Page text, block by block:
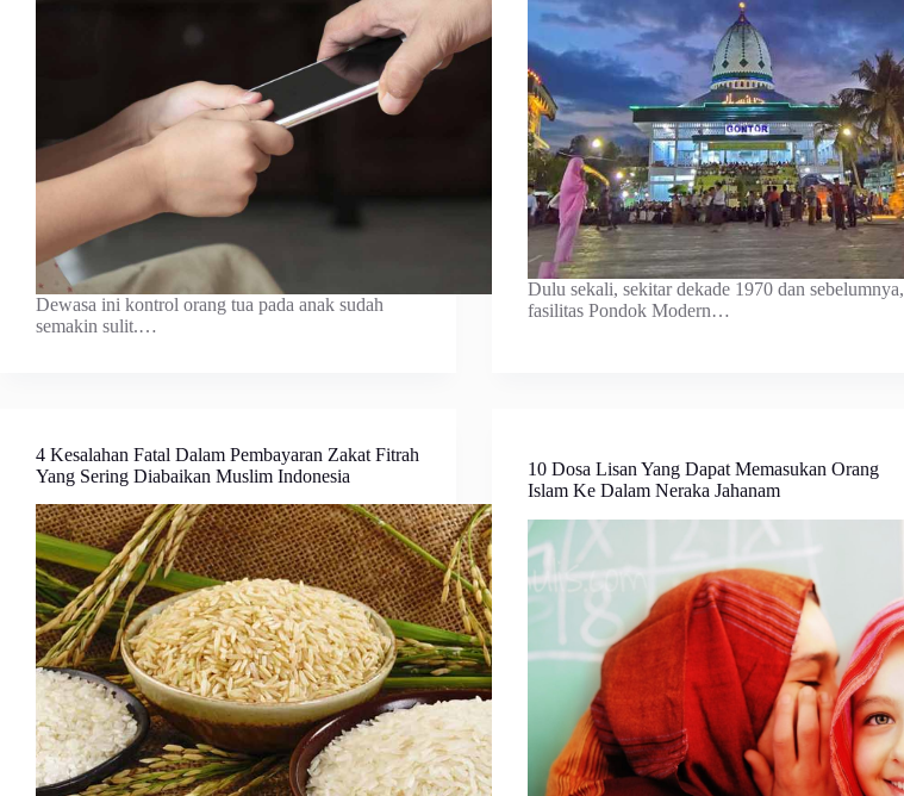
Dewasa ini kontrol orang tua pada anak sudah
semakin sulit.…
Dulu sekali, sekitar dekade 1970 dan sebelumnya,
fasilitas Pondok Modern…
4 Kesalahan Fatal Dalam Pembayaran Zakat Fitrah
Yang Sering Diabaikan Muslim Indonesia
10 Dosa Lisan Yang Dapat Memasukan Orang
Islam Ke Dalam Neraka Jahanam